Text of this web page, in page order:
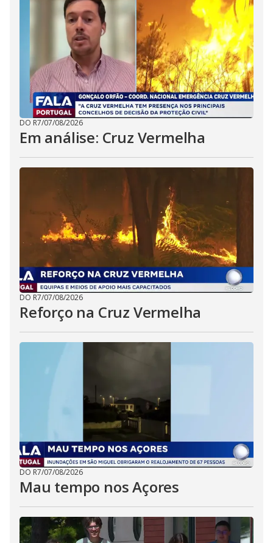
DO R7/07/08/2026
Em análise: Cruz Vermelha
DO R7/07/08/2026
Reforço na Cruz Vermelha
DO R7/07/08/2026
Mau tempo nos Açores